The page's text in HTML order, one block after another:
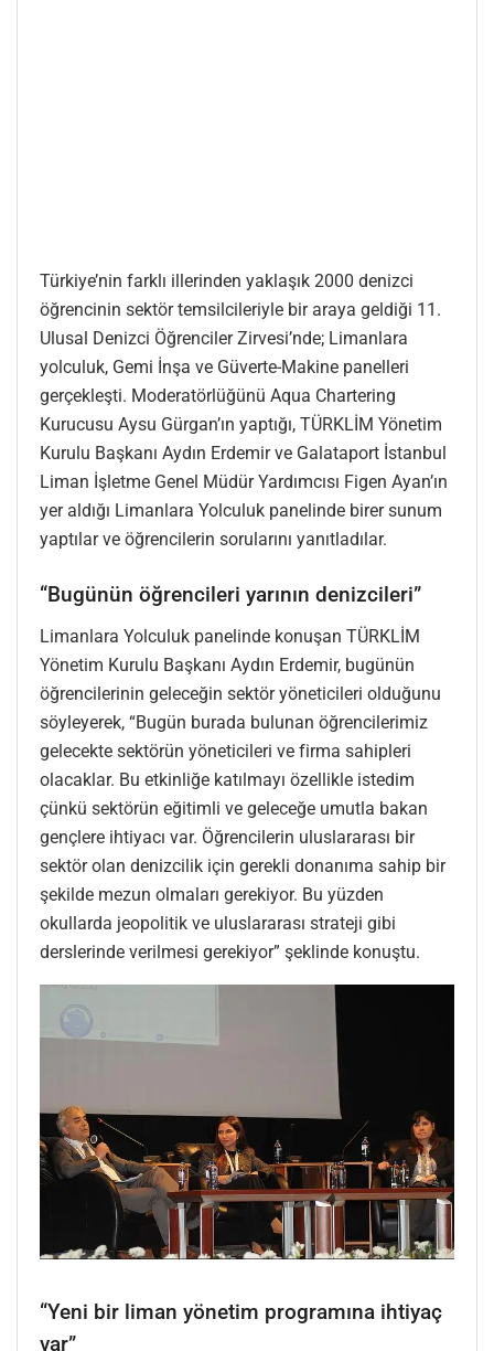
Türkiye’nin farklı illerinden yaklaşık 2000 denizci
öğrencinin sektör temsilcileriyle bir araya geldiği 11.
Ulusal Denizci Öğrenciler Zirvesi’nde; Limanlara
yolculuk, Gemi İnşa ve Güverte-Makine panelleri
gerçekleşti. Moderatörlüğünü Aqua Chartering
Kurucusu Aysu Gürgan’ın yaptığı, TÜRKLİM Yönetim
Kurulu Başkanı Aydın Erdemir ve Galataport İstanbul
Liman İşletme Genel Müdür Yardımcısı Figen Ayan’ın
yer aldığı Limanlara Yolculuk panelinde birer sunum
yaptılar ve öğrencilerin sorularını yanıtladılar.
“Bugünün öğrencileri yarının denizcileri”
Limanlara Yolculuk panelinde konuşan TÜRKLİM
Yönetim Kurulu Başkanı Aydın Erdemir, bugünün
öğrencilerinin geleceğin sektör yöneticileri olduğunu
söyleyerek, “Bugün burada bulunan öğrencilerimiz
gelecekte sektörün yöneticileri ve firma sahipleri
olacaklar. Bu etkinliğe katılmayı özellikle istedim
çünkü sektörün eğitimli ve geleceğe umutla bakan
gençlere ihtiyacı var. Öğrencilerin uluslararası bir
sektör olan denizcilik için gerekli donanıma sahip bir
şekilde mezun olmaları gerekiyor. Bu yüzden
okullarda jeopolitik ve uluslararası strateji gibi
derslerinde verilmesi gerekiyor” şeklinde konuştu.
“Yeni bir liman yönetim programına ihtiyaç
var”